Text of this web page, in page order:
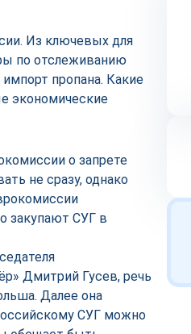
Из ключевых для
по отслеживанию
пропана. Какие
экономические
о запрете
не сразу, однако
закупают СУГ в
Дмитрий Гусев, речь
Далее она
СУГ можно